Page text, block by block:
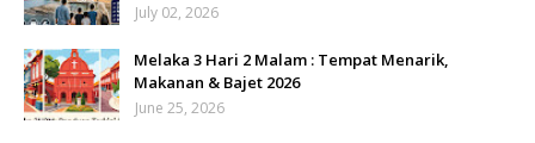
July 02, 2026
Melaka 3 Hari 2 Malam : Tempat Menarik,
Makanan & Bajet 2026
June 25, 2026